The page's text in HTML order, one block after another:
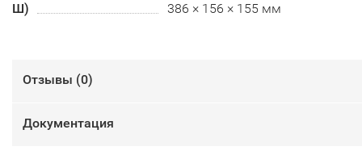
Ш)
386 × 156 × 155 мм
Отзывы (0)
Документация